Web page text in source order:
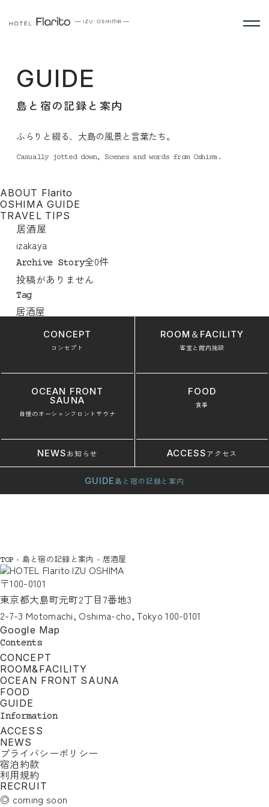
GUIDE
島と宿の記録と案内
ふらりと綴る、大島の風景と言葉たち。
Casually jotted down, Scenes and words from Oshima.
ABOUT Flarito
OSHIMA GUIDE
TRAVEL TIPS
居酒屋
izakaya
Archive Story全0件
投稿がありません
Tag
居酒屋
CONCEPT
コンセプト
ROOM＆FACILITY
客室と館内施設
OCEAN FRONT
SAUNA
自慢のオーシャンフロントサウナ
FOOD
食事
GUIDE島と宿の記録と案内
ACCESSアクセス
NEWSお知らせ
TOP - 島と宿の記録と案内 - 居酒屋
〒100-0101
東京都大島町元町2丁目7番地3
2-7-3 Motomachi, Oshima-cho, Tokyo 100-0101
Google Map
Contents
CONCEPT
ROOM&FACILITY
OCEAN FRONT SAUNA
FOOD
GUIDE
Information
ACCESS
NEWS
プライバシーポリシー
宿泊約款
利用規約
RECRUIT
◎ coming soon